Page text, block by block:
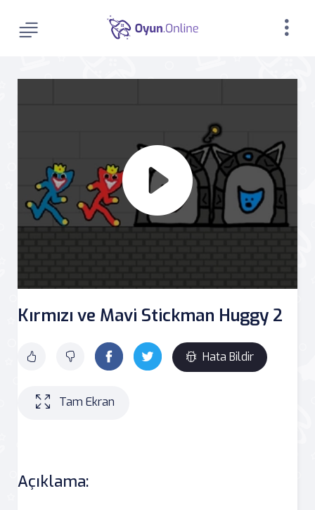
Kırmızı ve Mavi Stickman Huggy 2
Hata Bildir
Tam Ekran
Açıklama: